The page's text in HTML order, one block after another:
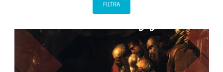
FILTRA